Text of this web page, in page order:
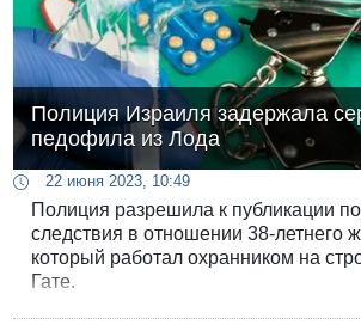
Полиция Израиля задержала
педофила из Лода
22 июня 2023, 10:49
Полиция разрешила к публикации
следствия в отношении 38-летнего
который работал охранником на
Гате.